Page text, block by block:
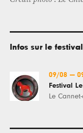
Infos sur le festival
09/08 —
Festival
Le